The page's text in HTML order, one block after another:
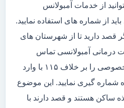
از خدمات آمبولانس
از شماره های استفاده نمایید.
قصد دارید تا از شهرستان های
درمانی آمبولانسی تماس
بگیرید باید تلفن آمبولانس خصوصی را بر خلاف ۱۱۵ با وارد
گیری نمایید. این موضوع
ساکن هستند و قصد دارند با